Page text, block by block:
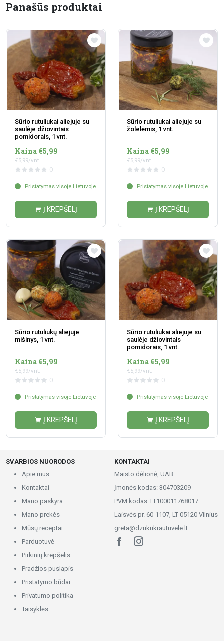
Panašūs produktai
Sūrio rutuliukai aliejuje su
saulėje džiovintais
pomidorais, 1 vnt.
Kaina €5,99
€5,99/vnt.
0
Pristatymas visoje Lietuvoje
Į KREPŠELĮ
Sūrio rutuliukai aliejuje su
žolelėmis, 1 vnt.
Kaina €5,99
€5,99/vnt.
0
Pristatymas visoje Lietuvoje
Į KREPŠELĮ
Sūrio rutuliukų aliejuje
mišinys, 1 vnt.
Kaina €5,99
€5,99/vnt.
0
Pristatymas visoje Lietuvoje
Į KREPŠELĮ
Sūrio rutuliukai aliejuje su
saulėje džiovintais
pomidorais, 1 vnt.
Kaina €5,99
€5,99/vnt.
0
Pristatymas visoje Lietuvoje
Į KREPŠELĮ
SVARBIOS NUORODOS
Apie mus
Kontaktai
Mano paskyra
Mano prekės
Mūsų receptai
Parduotuvė
Pirkinių krepšelis
Pradžios puslapis
Pristatymo būdai
Privatumo politika
Taisyklės
KONTAKTAI
Maisto dėlionė, UAB
Įmonės kodas: 304703209
PVM kodas: LT100011768017
Laisvės pr. 60-1107, LT-05120 Vilnius
greta@dzukukrautuvele.lt